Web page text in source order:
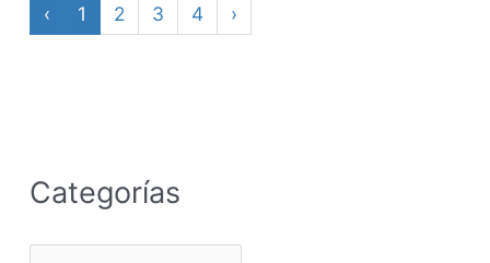
‹ 1 2 3 4 ›
Categorías